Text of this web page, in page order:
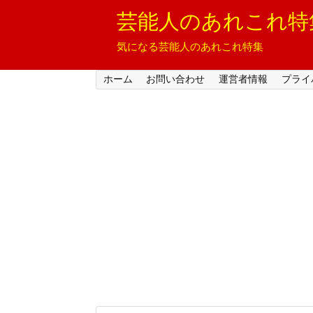
芸能人のあれこれ特
気になる芸能人のあれこれ特集
ホーム お問い合わせ 運営者情報 プラ